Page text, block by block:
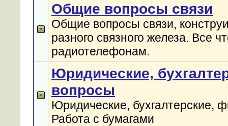
Общие вопросы связи
Общие вопросы связи,
разного связного железа. Все
радиотелефонам.
Юридические,
вопросы
Юридические, бухгалтерские,
Работа с бумагами